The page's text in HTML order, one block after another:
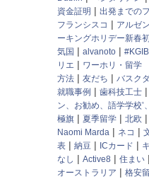
資金証明 | 出発までの
フランシスコ | アルゼ
ーキングホリデー新
気国 | alvanoto |
リエ | ワーホリ・留学
方法 | 友だち | バスク
就職事例 | 歯科技工士 |
ン、お勧め、語学学校’
極旗 | 夏季留学 | 北欧 |
Naomi Marda | ネコ |
表 | 納豆 | ICカード |
なし | Active8 | 住まい |
オーストラリア | 格安